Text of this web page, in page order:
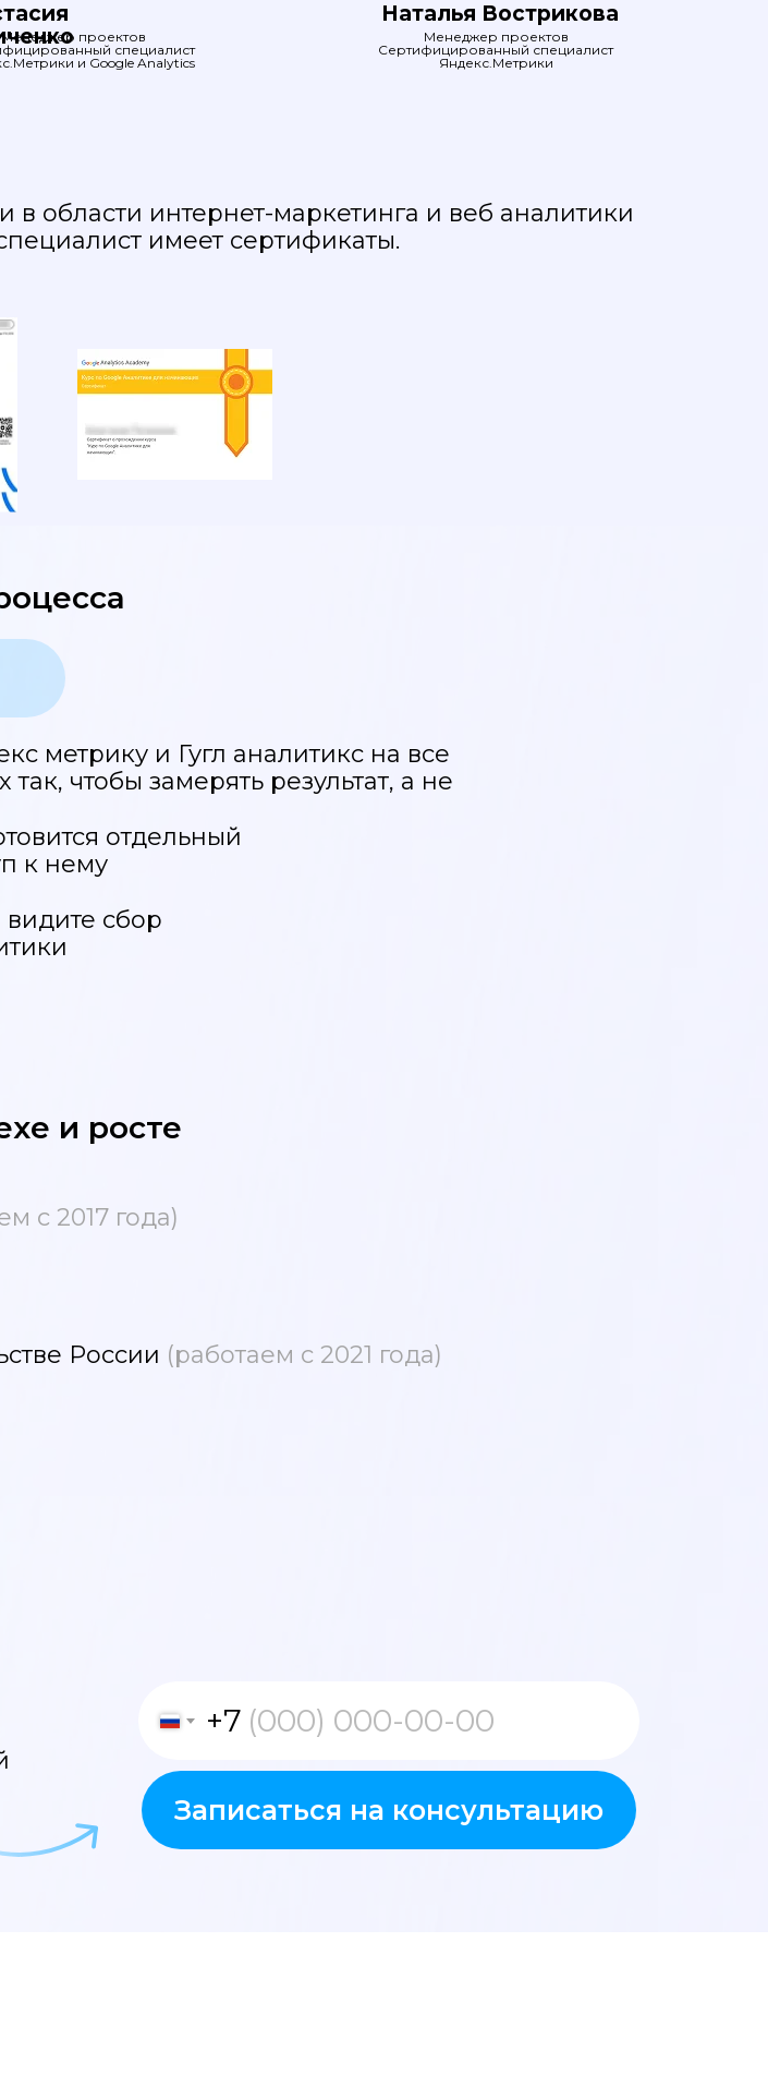
Менеджер проектов
Сертифицированный специалист
Яндекс.Метрики
Наталья Вострикова
Менеджер проектов
специалист
и Google Analytics
области интернет-маркетинга и веб аналитики
имеет сертификаты.
и росте
метрику и Гугл аналитикс на все
чтобы замерять результат, а не
с 2017 года)
России (работаем с 2021 года)
отдельный
к нему
сбор
+7
Записаться на консультацию